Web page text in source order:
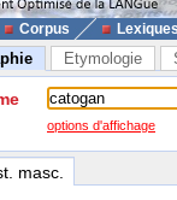
Corpus
Etymologie
options d'affichage
masc.